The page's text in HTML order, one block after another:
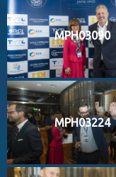
MPH03090
MPH03224